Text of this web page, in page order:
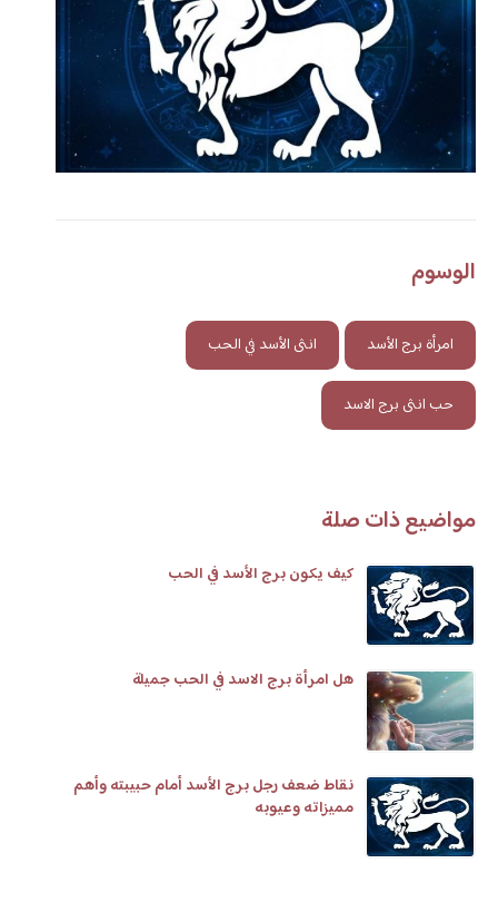
الوسوم
امرأة برج الأسد انثى الأسد في الحب
حب انثى برج الاسد
مواضيع ذات صلة
كيف يكون برج الأسد في الحب
هل امرأة برج الاسد في الحب جميلة
نقاط ضعف رجل برج الأسد أمام حبيبته وأهم
مميزاته وعيوبه